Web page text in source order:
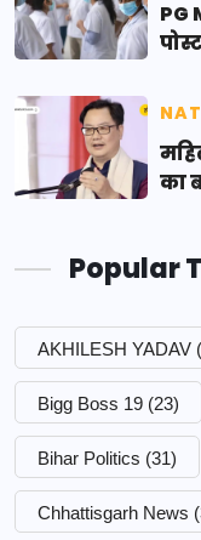
PG
का
Popular
AKHILESH YADAV
Bigg Boss 19 (23)
Bihar Politics (31)
Chhattisgarh News